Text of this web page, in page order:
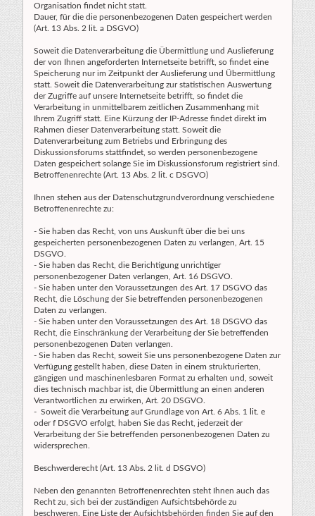
Organisation findet nicht statt.
Dauer, für die die personenbezogenen Daten gespeichert werden
(Art. 13 Abs. 2 lit. a DSGVO)
Soweit die Datenverarbeitung die Übermittlung und Auslieferung
der von Ihnen angeforderten Internetseite betrifft, so findet eine
Speicherung nur im Zeitpunkt der Auslieferung und Übermittlung
statt. Soweit die Datenverarbeitung zur statistischen Auswertung
der Zugriffe auf unsere Internetseite betrifft, so findet die
Verarbeitung in unmittelbarem zeitlichen Zusammenhang mit
Ihrem Zugriff statt. Eine Kürzung der IP-Adresse findet direkt im
Rahmen dieser Datenverarbeitung statt. Soweit die
Datenverarbeitung zum Betriebs und Erbringung des
Diskussionsforums stattfindet, so werden personenbezogene
Daten gespeichert solange Sie im Diskussionsforum registriert sind.
Betroffenenrechte (Art. 13 Abs. 2 lit. c DSGVO)
Ihnen stehen aus der Datenschutzgrundverordnung verschiedene
Betroffenenrechte zu:
- Sie haben das Recht, von uns Auskunft über die bei uns
gespeicherten personenbezogenen Daten zu verlangen, Art. 15
DSGVO.
- Sie haben das Recht, die Berichtigung unrichtiger
personenbezogener Daten verlangen, Art. 16 DSGVO.
- Sie haben unter den Voraussetzungen des Art. 17 DSGVO das
Recht, die Löschung der Sie betreffenden personenbezogenen
Daten zu verlangen.
- Sie haben unter den Voraussetzungen des Art. 18 DSGVO das
Recht, die Einschränkung der Verarbeitung der Sie betreffenden
personenbezogenen Daten verlangen.
- Sie haben das Recht, soweit Sie uns personenbezogene Daten zur
Verfügung gestellt haben, diese Daten in einem strukturierten,
gängigen und maschinenlesbaren Format zu erhalten und, soweit
dies technisch machbar ist, die Übermittlung an einen anderen
Verantwortlichen zu erwirken, Art. 20 DSGVO.
- Soweit die Verarbeitung auf Grundlage von Art. 6 Abs. 1 lit. e
oder f DSGVO erfolgt, haben Sie das Recht, jederzeit der
Verarbeitung der Sie betreffenden personenbezogenen Daten zu
widersprechen.
Beschwerderecht (Art. 13 Abs. 2 lit. d DSGVO)
Neben den genannten Betroffenenrechten steht Ihnen auch das
Recht zu, sich bei der zuständigen Aufsichtsbehörde zu
beschweren. Eine Liste der Aufsichtsbehörden finden Sie auf den